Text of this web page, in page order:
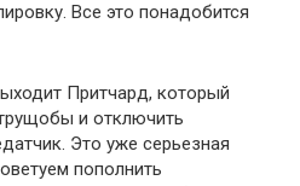
Все это понадобится
Притчард, который
и отключить
Это уже серьезная
пополнить